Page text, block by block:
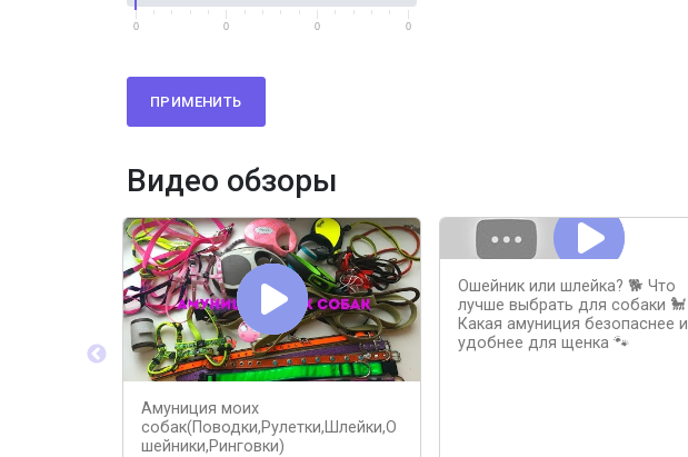
0 0 0 0
ПРИМЕНИТЬ
Видео обзоры
Амуниция моих
собак(Поводки,Рулетки,Шлейки,О
шейники,Ринговки)
Ошейник или шлейка? 🐕 Что
лучше выбрать для собаки 🐩
Какая амуниция безопаснее и
удобнее для щенка 🐾